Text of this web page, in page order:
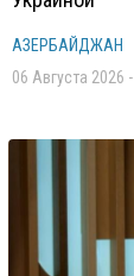
АЗЕРБАЙДЖАН
06 Августа 2026 -